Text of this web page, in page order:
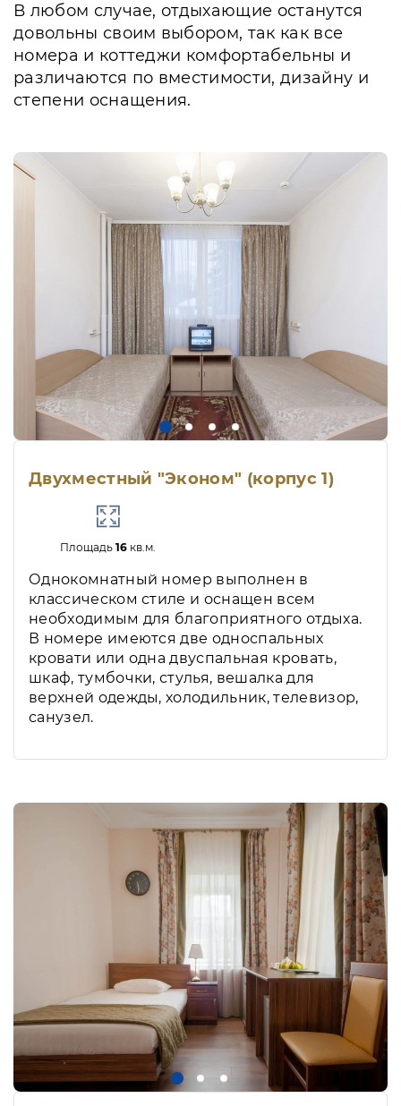
В любом случае, отдыхающие останутся
довольны своим выбором, так как все
номера и коттеджи комфортабельны и
различаются по вместимости, дизайну и
степени оснащения.
Двухместный "Эконом" (корпус 1)
Площадь16 кв.м.
Однокомнатный номер выполнен в
классическом стиле и оснащен всем
необходимым для благоприятного отдыха.
В номере имеются две односпальных
кровати или одна двуспальная кровать,
шкаф, тумбочки, стулья, вешалка для
верхней одежды, холодильник, телевизор,
санузел.